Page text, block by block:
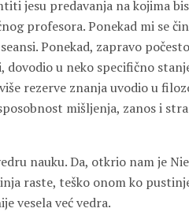
jesu predavanja na kojima
profesora. Ponekad mi se
Ponekad, zapravo
dovodio u neko specifično
rezerve znanja uvodio u
mišljenja, zanos i
nauku. Da, otkrio nam je
raste, teško onom ko
vesela već vedra.